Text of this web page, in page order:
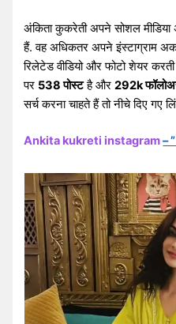
अंकिता कुकरेती अपने सोशल मीडिया
हैं. वह अधिकतर अपने इंस्टाग्राम
रिलेटेड वीडियो और फोटो शेयर
पर 538 पोस्टहै और292k
सर्च करना चाहते हैं तो नीचे दिए
Ankita kukreti instagram–